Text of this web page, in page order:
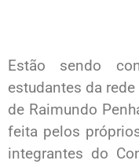
Estão sendo
estudantes da
de Raimundo
feita pelos
integrantes do